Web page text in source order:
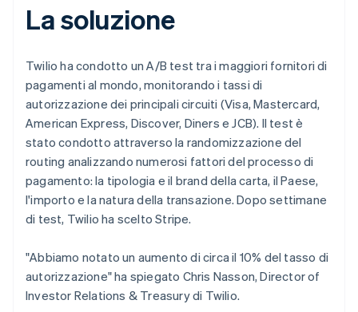
La soluzione
Twilio ha condotto un A/B test tra i maggiori fornitori di
pagamenti al mondo, monitorando i tassi di
autorizzazione dei principali circuiti (Visa, Mastercard,
American Express, Discover, Diners e JCB). Il test è
stato condotto attraverso la randomizzazione del
routing analizzando numerosi fattori del processo di
pagamento: la tipologia e il brand della carta, il Paese,
l'importo e la natura della transazione. Dopo settimane
di test, Twilio ha scelto Stripe.
"Abbiamo notato un aumento di circa il 10% del tasso di
autorizzazione" ha spiegato Chris Nasson, Director of
Investor Relations & Treasury di Twilio.